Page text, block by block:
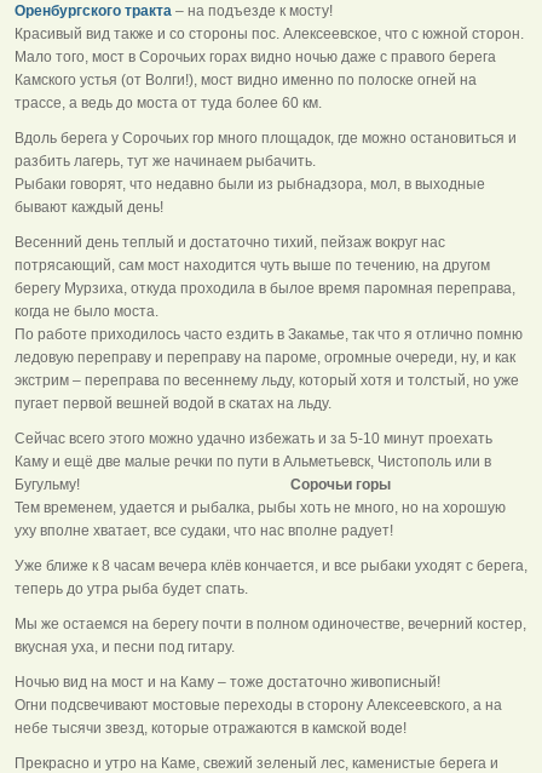
Оренбургского тракта – на подъезде к мосту!
Красивый вид также и со стороны пос. Алексеевское, что с южной сторон.
Мало того, мост в Сорочьих горах видно ночью даже с правого берега
Камского устья (от Волги!), мост видно именно по полоске огней на
трассе, а ведь до моста от туда более 60 км.
Вдоль берега у Сорочьих гор много площадок, где можно остановиться и
разбить лагерь, тут же начинаем рыбачить.
Рыбаки говорят, что недавно были из рыбнадзора, мол, в выходные
бывают каждый день!
Весенний день теплый и достаточно тихий, пейзаж вокруг нас
потрясающий, сам мост находится чуть выше по течению, на другом
берегу Мурзиха, откуда проходила в былое время паромная переправа,
когда не было моста.
По работе приходилось часто ездить в Закамье, так что я отлично помню
ледовую переправу и переправу на пароме, огромные очереди, ну, и как
экстрим – переправа по весеннему льду, который хотя и толстый, но уже
пугает первой вешней водой в скатах на льду.
Сейчас всего этого можно удачно избежать и за 5-10 минут проехать
Каму и ещё две малые речки по пути в Альметьевск, Чистополь или в
Бугульму!
Сорочьи горы
Тем временем, удается и рыбалка, рыбы хоть не много, но на хорошую
уху вполне хватает, все судаки, что нас вполне радует!
Уже ближе к 8 часам вечера клёв кончается, и все рыбаки уходят с берега,
теперь до утра рыба будет спать.
Мы же остаемся на берегу почти в полном одиночестве, вечерний костер,
вкусная уха, и песни под гитару.
Ночью вид на мост и на Каму – тоже достаточно живописный!
Огни подсвечивают мостовые переходы в сторону Алексеевского, а на
небе тысячи звезд, которые отражаются в камской воде!
Прекрасно и утро на Каме, свежий зеленый лес, каменистые берега и